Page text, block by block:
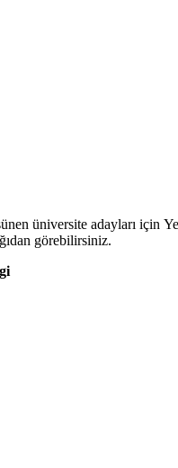
üniversite adayları için
görebilirsiniz.